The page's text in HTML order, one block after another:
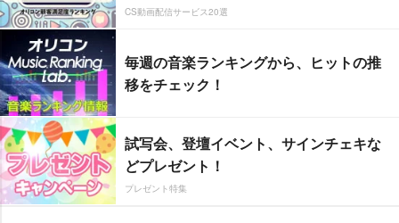
CS動画配信サービス20選
毎週の音楽ランキングから、ヒットの推
移をチェック！
試写会、登壇イベント、サインチェキな
どプレゼント！
プレゼント特集